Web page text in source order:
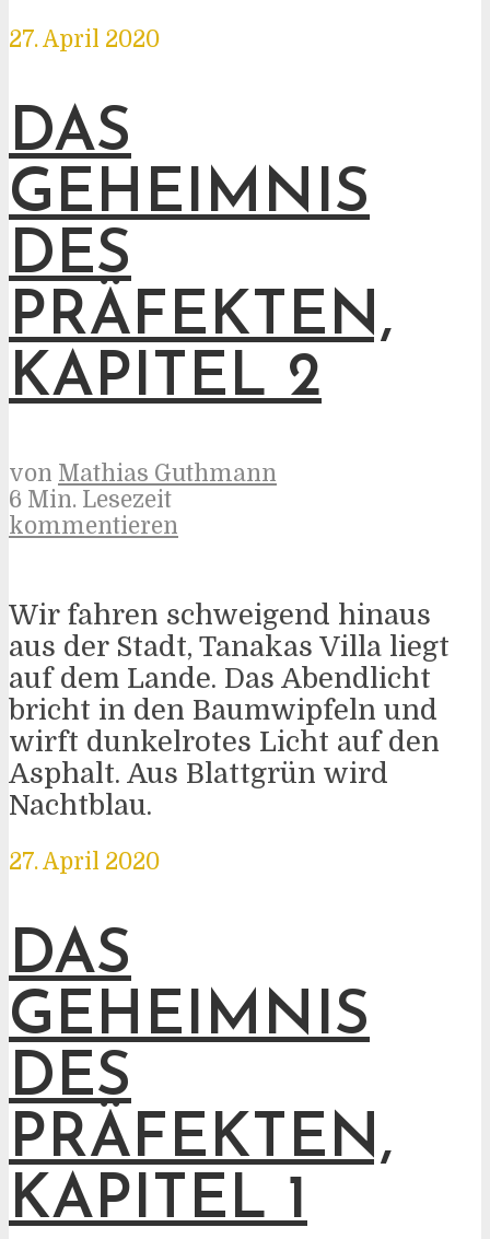
27. April 2020
DAS
GEHEIMNIS
DES
PRÄFEKTEN,
KAPITEL 2
von Mathias Guthmann
6 Min. Lesezeit
kommentieren
Wir fahren schweigend hinaus
aus der Stadt, Tanakas Villa liegt
auf dem Lande. Das Abendlicht
bricht in den Baumwipfeln und
wirft dunkelrotes Licht auf den
Asphalt. Aus Blattgrün wird
Nachtblau.
27. April 2020
DAS
GEHEIMNIS
DES
PRÄFEKTEN,
KAPITEL 1